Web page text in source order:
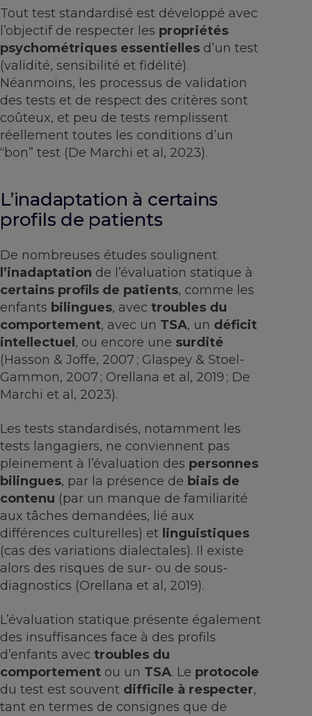
Tout test standardisé est développé avec
l’objectif de respecter les propriétés
psychométriques essentielles d’un test
(validité, sensibilité et fidélité).
Néanmoins, les processus de validation
des tests et de respect des critères sont
coûteux, et peu de tests remplissent
réellement toutes les conditions d’un
“bon” test (De Marchi et al, 2023).
L’inadaptation à certains
profils de patients
De nombreuses études soulignent
l’inadaptation de l’évaluation statique à
certains profils de patients, comme les
enfants bilingues, avec troubles du
comportement, avec un TSA, un déficit
intellectuel , ou encore une surdité
(Hasson & Joffe, 2007 ; Glaspey & Stoel-
Gammon, 2007 ; Orellana et al, 2019 ; De
Marchi et al, 2023).
Les tests standardisés, notamment les
tests langagiers, ne conviennent pas
pleinement à l’évaluation des personnes
bilingues, par la présence de biais de
contenu (par un manque de familiarité
aux tâches demandées, lié aux
différences culturelles) et linguistiques
(cas des variations dialectales). Il existe
alors des risques de sur- ou de sous-
diagnostics (Orellana et al, 2019).
L’évaluation statique présente également
des insuffisances face à des profils
d’enfants avec troubles du
comportement ou un TSA. Le protocole
du test est souvent difficile à respecter,
tant en termes de consignes que de